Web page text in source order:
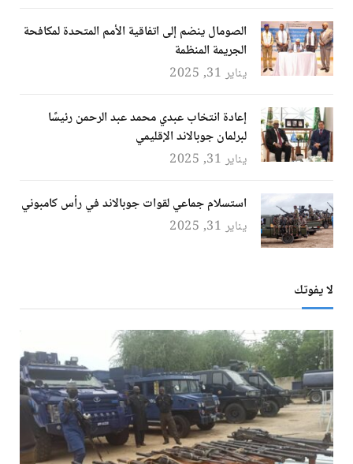
الصومال ينضم إلى اتفاقية الأمم المتحدة لمكافحة
الجريمة المنظمة
يناير 31, 2025
إعادة انتخاب عبدي محمد عبد الرحمن رئيسًا
لبرلمان جوبالاند الإقليمي
يناير 31, 2025
استسلام جماعي لقوات جوبالاند في رأس كامبوني
يناير 31, 2025
لا يفوتك